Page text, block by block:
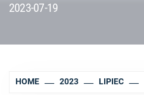
2023-07-19
HOME 2023 LIPIEC